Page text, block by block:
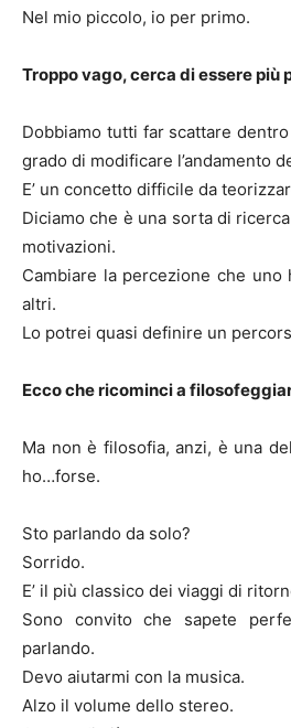
Nel mio piccolo, io per primo.
Troppo vago, cerca di essere più
Dobbiamo tutti far scattare
grado di modificare l’andamento
E’ un concetto difficile da
Diciamo che è una sorta di
motivazioni.
Cambiare la percezione che
altri.
Lo potrei quasi definire un
Ecco che ricominci a
Ma non è filosofia, anzi, è una
ho…forse.
Sto parlando da solo?
Sorrido.
E’ il più classico dei viaggi di
Sono convito che sapete
parlando.
Devo aiutarmi con la musica.
Alzo il volume dello stereo.